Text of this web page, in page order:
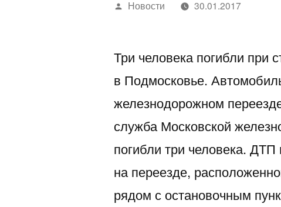
Написано
Новости 30.01.2017
Три человека погибли при
в Подмосковье.
железнодорожном
служба Московской
погибли три человека.
на переезде,
рядом с остановочным